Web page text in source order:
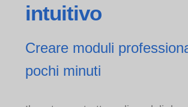
intuitivo
Creare moduli
pochi minuti